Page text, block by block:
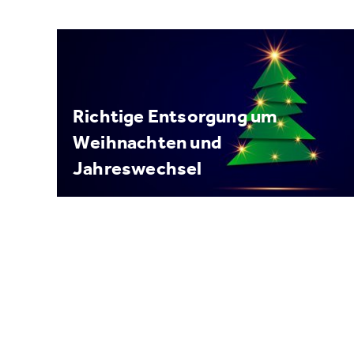
Richtige Entsorgung um
Weihnachten und
Jahreswechsel